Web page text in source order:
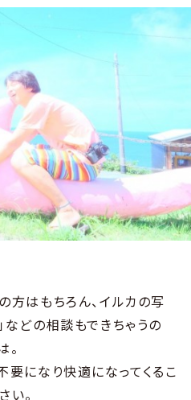
方はもちろん、イルカの写
などの相談もできちゃうの
。
要になり快適になってくるこ
い。